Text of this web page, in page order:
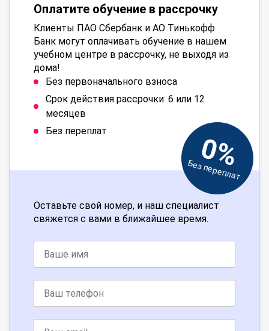
Оплатите обучение в рассрочку
Клиенты ПАО Сбербанк и АО Тинькофф
Банк могут оплачивать обучение в нашем
учебном центре в рассрочку, не выходя из
дома!
Без первоначального взноса
Срок действия рассрочки: 6 или 12
месяцев
Без переплат
0%
Без переплат
Оставьте свой номер, и наш специалист
свяжется с вами в ближайшее время.